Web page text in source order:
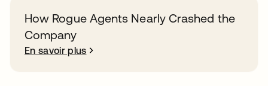
How Rogue Agents Nearly Crashed the
Company
En savoir plus